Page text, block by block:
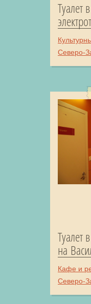
Туалет
Северо-
Туалет
на
Кафе и
Северо-